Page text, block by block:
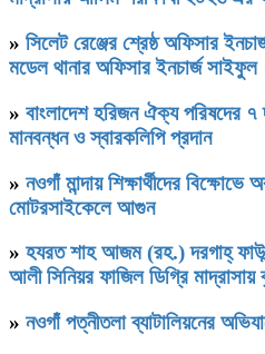
» সিলেট রেঞ্জের শ্রেষ্ঠ অফিসার
মডেল থানার অফিসার ইনচার্জ
» বাংলাদেশ হরিজন ঐক্য পরিষদের ৭
মানবন্ধন ও স্বারকলিপি প্রদান
» নওগাঁ মান্দায় শিক্ষার্থীদের
মোটরসাইকেলে আগুন
» হযরত শাহ আজম (রহ.) দরগাহ্
আলী সিনিয়র ফাজিল ডিগ্রি
» নওগাঁ পত্নীতলা ব্যাটালিয়নের